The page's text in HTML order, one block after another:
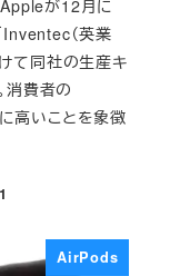
が12月に
Inventec（英業
て同社の生産キ
消費者の
高いことを象徴
AirPods